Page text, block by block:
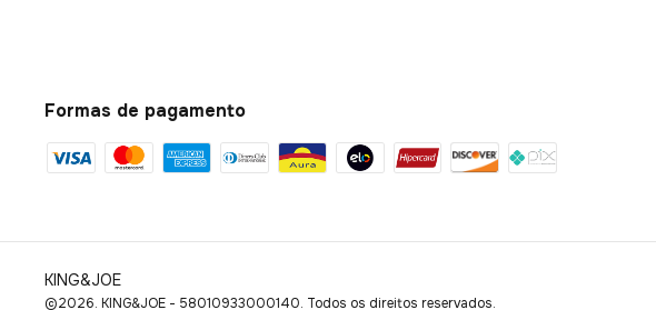
Formas de pagamento
KING&JOE
©2026. KING&JOE - 58010933000140. Todos os direitos reservados.